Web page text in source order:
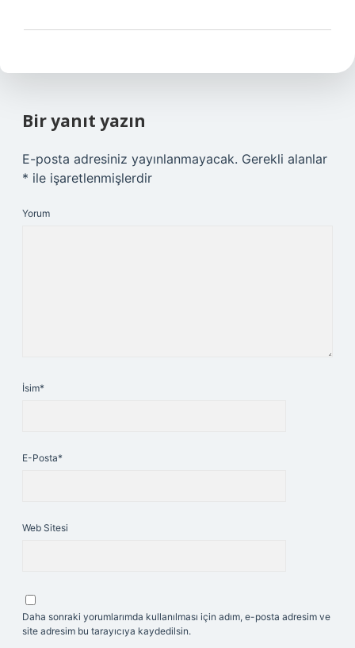
Bir yanıt yazın
E-posta adresiniz yayınlanmayacak. Gerekli alanlar
* ile işaretlenmişlerdir
Yorum
İsim*
E-Posta*
Web Sitesi
Daha sonraki yorumlarımda kullanılması için adım, e-posta adresim ve
site adresim bu tarayıcıya kaydedilsin.